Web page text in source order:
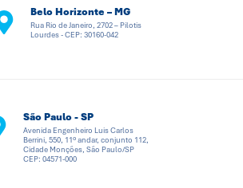
Belo Horizonte – MG
Rua Rio de Janeiro, 2702 – Pilotis
Lourdes - CEP: 30160-042
São Paulo - SP
Avenida Engenheiro Luis Carlos
Berrini, 550, 11º andar, conjunto 112,
Cidade Monções, São Paulo/SP
CEP: 04571-000